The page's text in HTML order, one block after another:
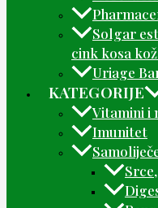
Solgar
cink kosa
Uriage
KATEGORIJE
Vitamini i
Imunitet